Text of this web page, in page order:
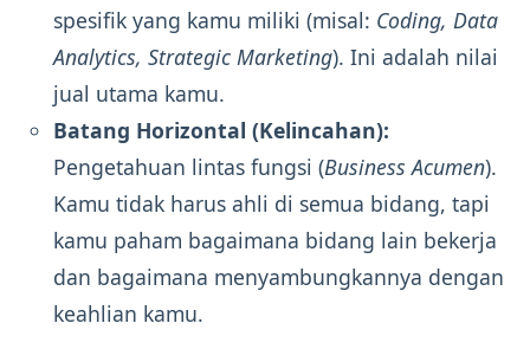
spesifik yang kamu miliki (misal: Coding, Data
Analytics, Strategic Marketing). Ini adalah nilai
jual utama kamu.
Batang Horizontal (Kelincahan):
Pengetahuan lintas fungsi (Business Acumen).
Kamu tidak harus ahli di semua bidang, tapi
kamu paham bagaimana bidang lain bekerja
dan bagaimana menyambungkannya dengan
keahlian kamu.